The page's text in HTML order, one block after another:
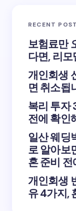
RECENT
보험료만
다면, 리
개인회생
면 취소됩
복리 투자
전에 확인
일산 웨딩
로 알아보
혼 준비
개인회생
유 4가지,